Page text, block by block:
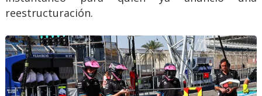
reestructuración.